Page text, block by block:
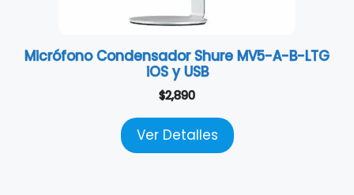
Micrófono Condensador Shure MV5-A-B-LTG
iOS y USB
$2,890
Ver Detalles